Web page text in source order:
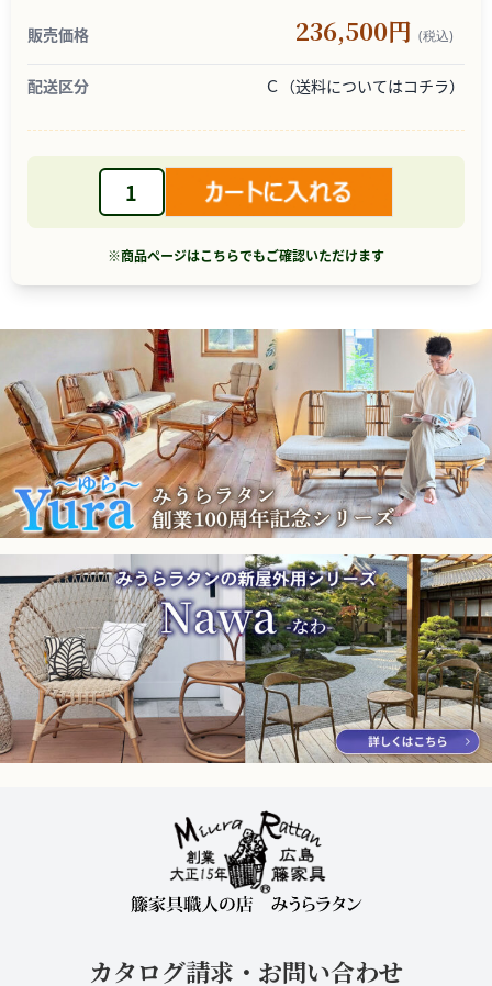
販売価格 236,500円 (税込)
配送区分 Ｃ（送料についてはコチラ）
※商品ページはこちらでもご確認いただけます
カタログ請求・お問い合わせ